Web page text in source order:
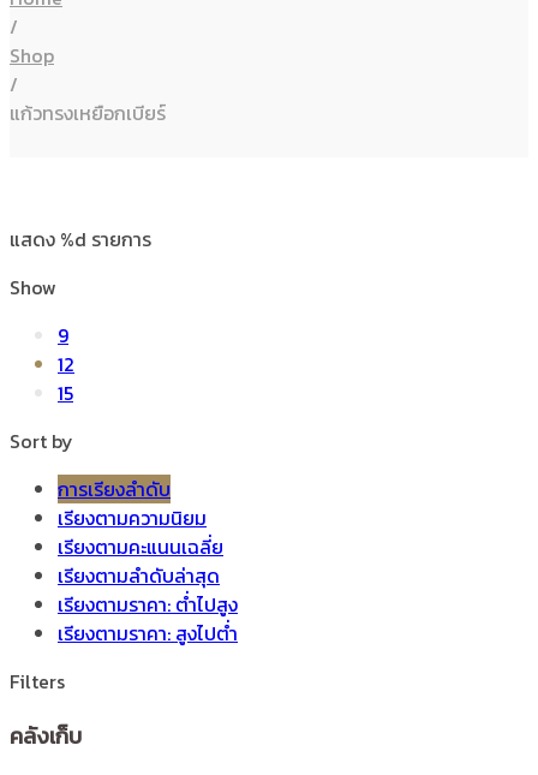
/
Shop
/
แก้วทรงเหยือกเบียร์
แสดง %d รายการ
Show
9
12
15
Sort by
การเรียงลำดับ
เรียงตามความนิยม
เรียงตามคะแนนเฉลี่ย
เรียงตามลำดับล่าสุด
เรียงตามราคา: ต่ำไปสูง
เรียงตามราคา: สูงไปต่ำ
Filters
คลังเก็บ